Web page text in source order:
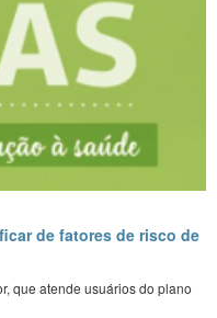
de fatores de risco de
que atende usuários do plano